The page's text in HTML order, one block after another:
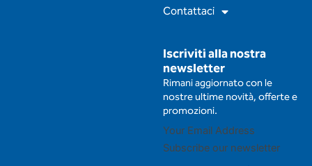
Iscriviti alla nostra
newsletter
Rimani aggiornato con le
nostre ultime novità, offerte e
promozioni.
Subscribe our newsletter
Contattaci